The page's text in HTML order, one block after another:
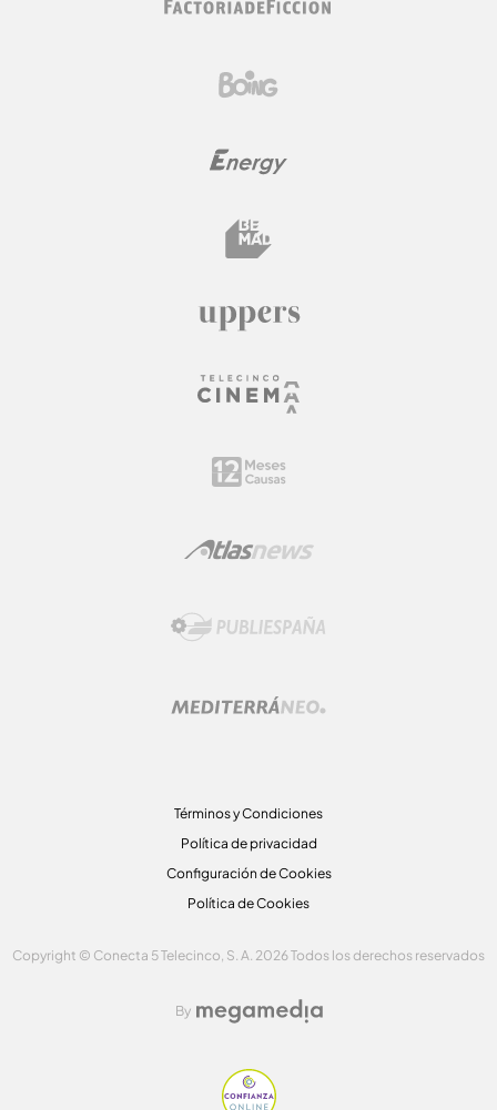
Términos y Condiciones
Política de privacidad
Configuración de Cookies
Política de Cookies
Copyright © Conecta 5 Telecinco, S. A. 2026 Todos los derechos reservados
By